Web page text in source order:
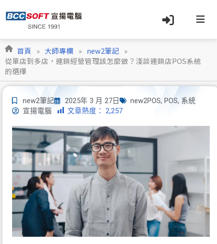
至
內
容
首頁 » 大師專欄 » new2筆記 »
從單店到多店，連鎖經營管理該怎麼做？淺談連鎖店POS系統
的選擇
new2筆記 2025年 3 月 27日 new2POS, POS, 系統
宣揚電腦
文章熱度： 2,257